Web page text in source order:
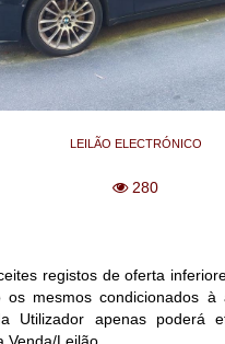
LEILÃO ELECTRÓNICO
280
registos de oferta
os mesmos condicionados à
Utilizador apenas poderá